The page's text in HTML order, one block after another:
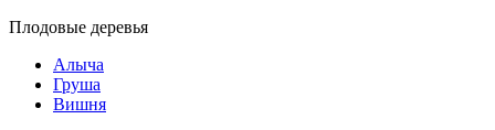
Плодовые деревья
Алыча
Груша
Вишня